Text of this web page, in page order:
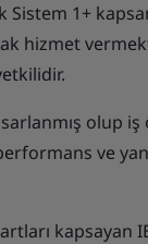
1+
hizmet
olup iş
ve
kapsayan